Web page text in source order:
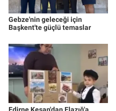
Gebze'nin geleceği için
Başkent'te güçlü temaslar
Edirne Keşan'dan Elazığ'a